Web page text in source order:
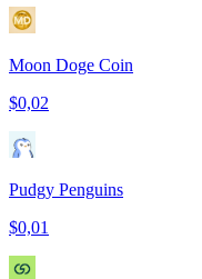
Moon Doge Coin
$0,02
Pudgy Penguins
$0,01